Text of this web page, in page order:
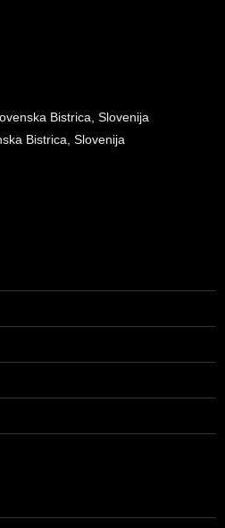
Bistrica, Slovenija
Bistrica, Slovenija